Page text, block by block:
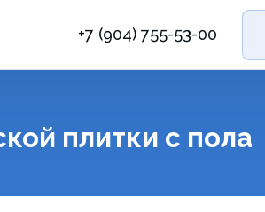
+7 (904) 755-53-00
плитки с пола